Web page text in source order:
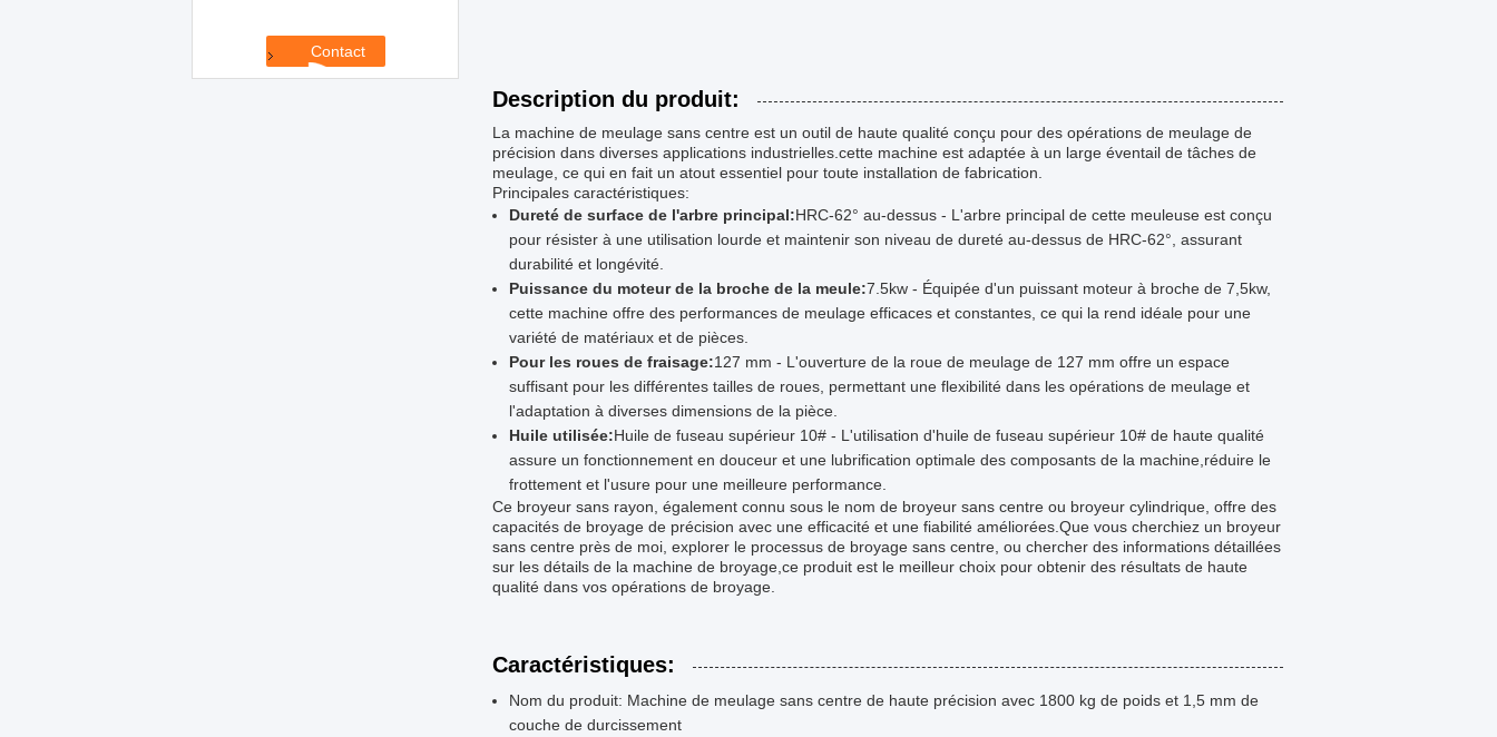
Description du produit:
La machine de meulage sans centre est un outil de haute qualité conçu pour des opérations de meulage de
précision dans diverses applications industrielles.cette machine est adaptée à un large éventail de tâches de
meulage, ce qui en fait un atout essentiel pour toute installation de fabrication.
Principales caractéristiques:
Dureté de surface de l'arbre principal:HRC-62° au-dessus - L'arbre principal de cette meuleuse est conçu
pour résister à une utilisation lourde et maintenir son niveau de dureté au-dessus de HRC-62°, assurant
durabilité et longévité.
Puissance du moteur de la broche de la meule:7.5kw - Équipée d'un puissant moteur à broche de 7,5kw,
cette machine offre des performances de meulage efficaces et constantes, ce qui la rend idéale pour une
variété de matériaux et de pièces.
Pour les roues de fraisage:127 mm - L'ouverture de la roue de meulage de 127 mm offre un espace
suffisant pour les différentes tailles de roues, permettant une flexibilité dans les opérations de meulage et
l'adaptation à diverses dimensions de la pièce.
Huile utilisée:Huile de fuseau supérieur 10# - L'utilisation d'huile de fuseau supérieur 10# de haute qualité
assure un fonctionnement en douceur et une lubrification optimale des composants de la machine,réduire le
frottement et l'usure pour une meilleure performance.
Ce broyeur sans rayon, également connu sous le nom de broyeur sans centre ou broyeur cylindrique, offre des
capacités de broyage de précision avec une efficacité et une fiabilité améliorées.Que vous cherchiez un broyeur
sans centre près de moi, explorer le processus de broyage sans centre, ou chercher des informations détaillées
sur les détails de la machine de broyage,ce produit est le meilleur choix pour obtenir des résultats de haute
qualité dans vos opérations de broyage.
Caractéristiques:
Nom du produit: Machine de meulage sans centre de haute précision avec 1800 kg de poids et 1,5 mm de
couche de durcissement